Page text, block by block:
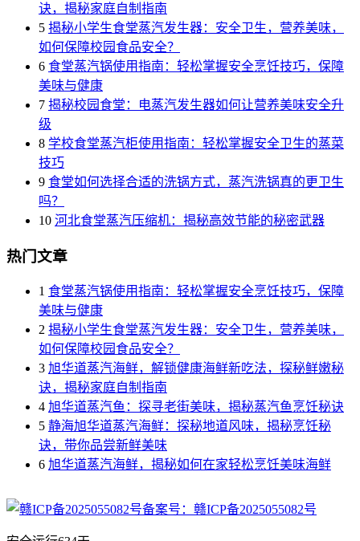
诀，揭秘家庭自制指南
5 揭秘小学生食堂蒸汽发生器：安全卫生，营养美味，
如何保障校园食品安全？
6 食堂蒸汽锅使用指南：轻松掌握安全烹饪技巧，保障
美味与健康
7 揭秘校园食堂：电蒸汽发生器如何让营养美味安全升
级
8 学校食堂蒸汽柜使用指南：轻松掌握安全卫生的蒸菜
技巧
9 食堂如何选择合适的洗锅方式，蒸汽洗锅真的更卫生
吗？
10 河北食堂蒸汽压缩机：揭秘高效节能的秘密武器
热门文章
1 食堂蒸汽锅使用指南：轻松掌握安全烹饪技巧，保障
美味与健康
2 揭秘小学生食堂蒸汽发生器：安全卫生，营养美味，
如何保障校园食品安全？
3 旭华道蒸汽海鲜，解锁健康海鲜新吃法，探秘鲜嫩秘
诀，揭秘家庭自制指南
4 旭华道蒸汽鱼：探寻老街美味，揭秘蒸汽鱼烹饪秘诀
5 静海旭华道蒸汽海鲜：探秘地道风味，揭秘烹饪秘
诀，带你品尝新鲜美味
6 旭华道蒸汽海鲜，揭秘如何在家轻松烹饪美味海鲜
备案号：赣ICP备2025055082号